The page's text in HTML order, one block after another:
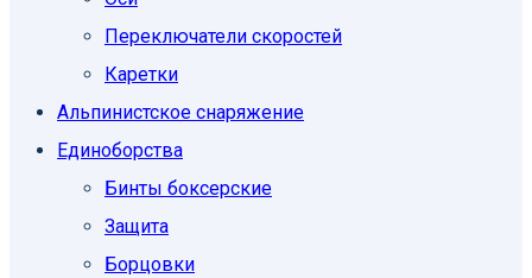
Переключатели скоростей
Каретки
Альпинистское снаряжение
Единоборcтва
Бинты боксерские
Защита
Борцовки